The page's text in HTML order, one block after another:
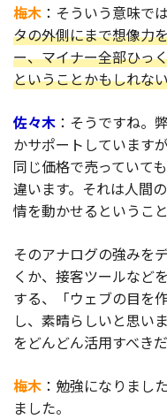
梅木 ：そういう意味で
タの外側にまで想像力
ー、マイナー全部ひっ
ということかもしれな
佐々木 ：そうですね。
かサポートしています
同じ価格で売っていて
違います。それは人間
情を動かせるというこ
そのアナログの強みを
くか、接客ツールなど
する、「ウェブの目を
し、素晴らしいと思い
をどんどん活用すべき
梅木 ：勉強になりまし
ました。